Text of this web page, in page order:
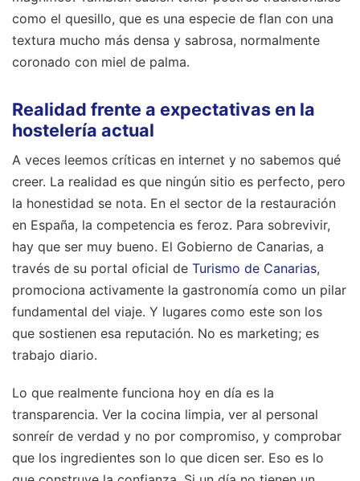
como el quesillo, que es una especie de flan con una
textura mucho más densa y sabrosa, normalmente
coronado con miel de palma.
Realidad frente a expectativas en la
hostelería actual
A veces leemos críticas en internet y no sabemos qué
creer. La realidad es que ningún sitio es perfecto, pero
la honestidad se nota. En el sector de la restauración
en España, la competencia es feroz. Para sobrevivir,
hay que ser muy bueno. El Gobierno de Canarias, a
través de su portal oficial de Turismo de Canarias,
promociona activamente la gastronomía como un pilar
fundamental del viaje. Y lugares como este son los
que sostienen esa reputación. No es marketing; es
trabajo diario.
Lo que realmente funciona hoy en día es la
transparencia. Ver la cocina limpia, ver al personal
sonreír de verdad y no por compromiso, y comprobar
que los ingredientes son lo que dicen ser. Eso es lo